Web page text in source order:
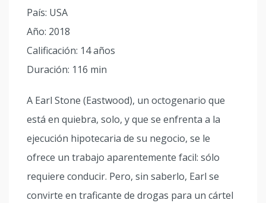
País: USA
Año: 2018
Calificación: 14 años
Duración: 116 min
A Earl Stone (Eastwood), un octogenario que
está en quiebra, solo, y que se enfrenta a la
ejecución hipotecaria de su negocio, se le
ofrece un trabajo aparentemente facil: sólo
requiere conducir. Pero, sin saberlo, Earl se
convirte en traficante de drogas para un cártel